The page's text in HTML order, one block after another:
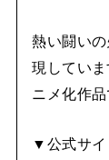
熱い闘い
現していま
ニメ化作品
▼公式サイ